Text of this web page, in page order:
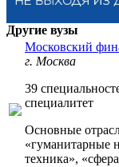
Другие вузы
Московский
г. Москва
39
специалитет
Основные
«гуманитарные
техника»,